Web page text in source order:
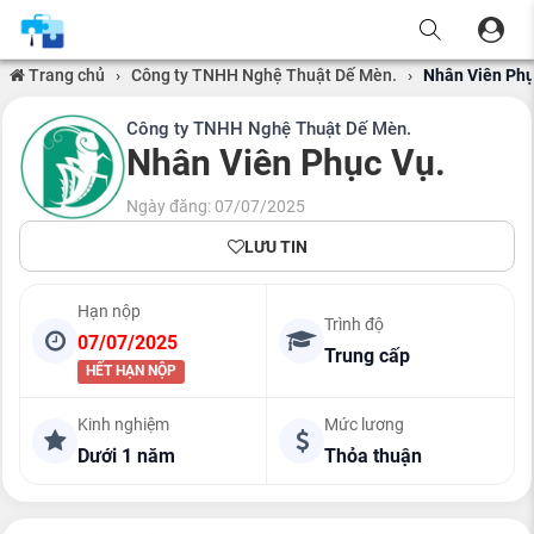
Trang chủ › Công ty TNHH Nghệ Thuật Dế Mèn. › Nhân Viên
Công ty TNHH Nghệ Thuật Dế Mèn.
Nhân Viên Phục Vụ.
Ngày đăng: 07/07/2025
LƯU TIN
Hạn nộp
07/07/2025
HẾT HẠN NỘP
Trình độ
Trung cấp
Kinh nghiệm
Dưới 1 năm
Mức lương
Thỏa thuận